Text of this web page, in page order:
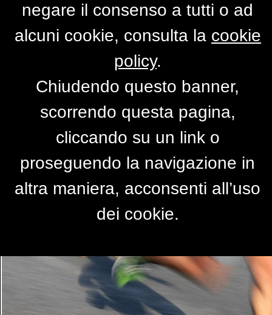
Maratona
diCATCATIA46
negare il consenso a tutti o ad
alcuni cookie, consulta la cookie
policy.
Chiudendo questo banner,
scorrendo questa pagina,
cliccando su un link o
proseguendo la navigazione in
altra maniera, acconsenti all’uso
dei cookie.